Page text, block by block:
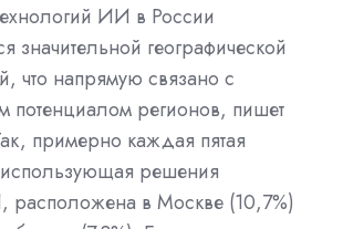
ИИ в России
значительной географической
что напрямую связано с
потенциалом регионов, пишет
примерно каждая пятая
решения
в Москве (10,7%)